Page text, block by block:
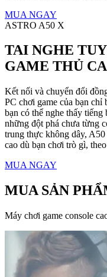
MUA NGAY
ASTRO A50 X
TAI NGHE
GAME THỦ
Kết nối và chuyển đổi
PC chơi game của bạn chỉ
bạn có thể nghe thấy
những đột phá chưa từng
trung thực không dây,
cao dù bạn chơi trò gì,
MUA NGAY
MUA SẢN
Máy chơi game console